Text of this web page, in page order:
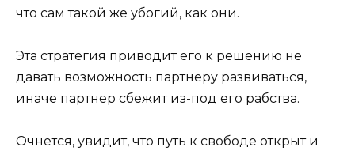
что сам такой же убогий, как они.
Эта стратегия приводит его к решению не
давать возможность партнеру развиваться,
иначе партнер сбежит из-под его рабства.
Очнется, увидит, что путь к свободе открыт и